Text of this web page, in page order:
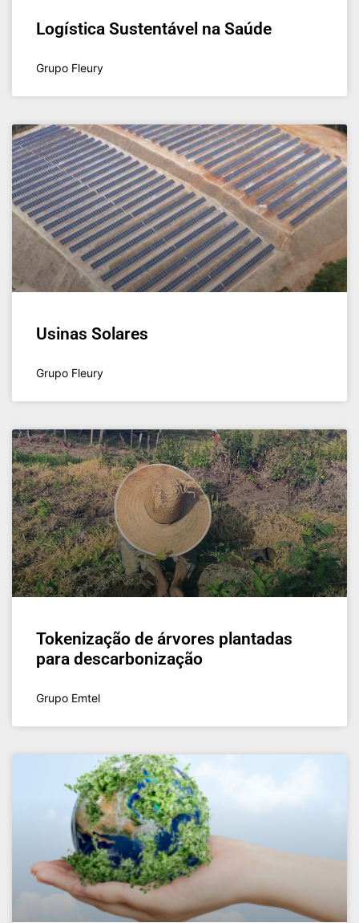
Logística Sustentável na Saúde
Grupo Fleury
Usinas Solares
Grupo Fleury
Tokenização de árvores plantadas
para descarbonização
Grupo Emtel